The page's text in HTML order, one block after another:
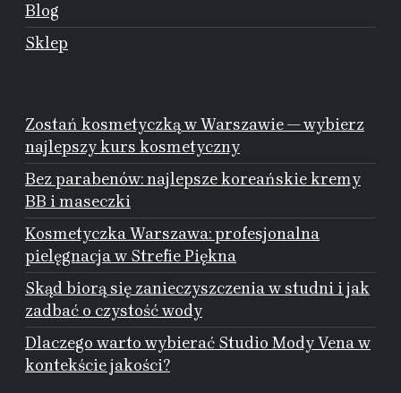
Blog
Sklep
Zostań kosmetyczką w Warszawie — wybierz
najlepszy kurs kosmetyczny
Bez parabenów: najlepsze koreańskie kremy
BB i maseczki
Kosmetyczka Warszawa: profesjonalna
pielęgnacja w Strefie Piękna
Skąd biorą się zanieczyszczenia w studni i jak
zadbać o czystość wody
Dlaczego warto wybierać Studio Mody Vena w
kontekście jakości?